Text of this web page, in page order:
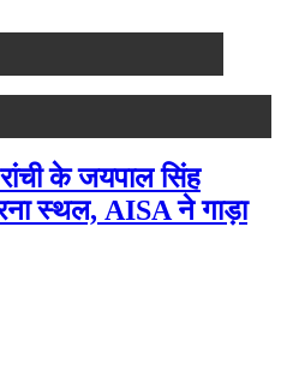
के जयपाल सिंह
स्थल, AISA ने गाड़ा